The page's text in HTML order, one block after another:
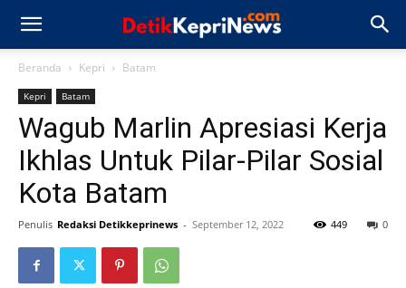
Beranda Kepri Batam
Kepri Batam
Wagub Marlin Apresiasi Kerja
Ikhlas Untuk Pilar-Pilar Sosial
Kota Batam
Penulis Redaksi Detikkeprinews - September 12, 2022 0
449